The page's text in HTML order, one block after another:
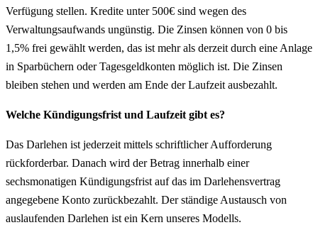
Verfügung stellen. Kredite unter 500€ sind wegen des
Verwaltungsaufwands ungünstig. Die Zinsen können von 0 bis
1,5% frei gewählt werden, das ist mehr als derzeit durch eine Anlage
in Sparbüchern oder Tagesgeldkonten möglich ist. Die Zinsen
bleiben stehen und werden am Ende der Laufzeit ausbezahlt.
Welche Kündigungsfrist und Laufzeit gibt es?
Das Darlehen ist jederzeit mittels schriftlicher Aufforderung
rückforderbar. Danach wird der Betrag innerhalb einer
sechsmonatigen Kündigungsfrist auf das im Darlehensvertrag
angegebene Konto zurückbezahlt. Der ständige Austausch von
auslaufenden Darlehen ist ein Kern unseres Modells.